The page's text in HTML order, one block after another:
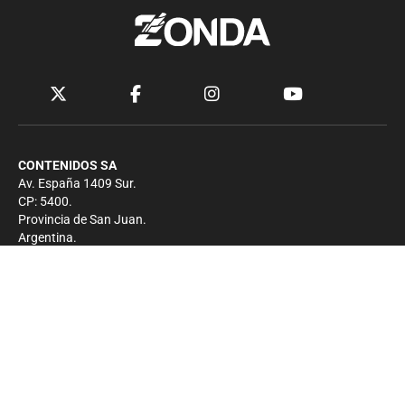
CONTENIDOS SA
Av. España 1409 Sur.
CP: 5400.
Provincia de San Juan.
Argentina.